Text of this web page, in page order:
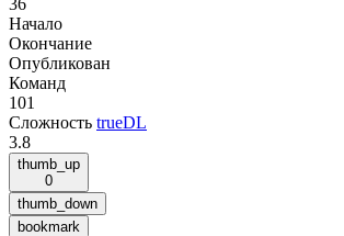
Начало
Окончание
Опубликован
Команд
101
Сложность trueDL
3.8
thumb_up
0
thumb_down
bookmark